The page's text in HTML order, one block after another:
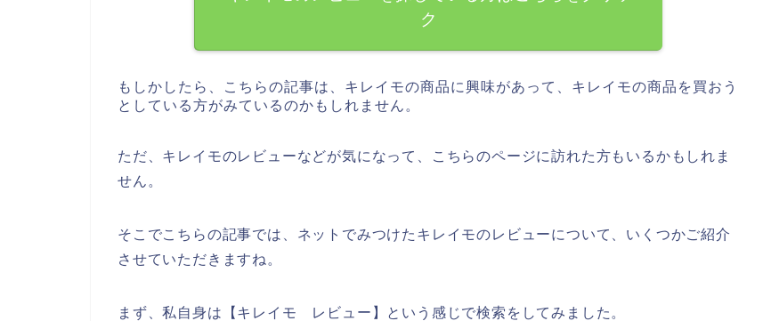
ク
もしかしたら、こちらの記事は、キレイモの商品に興味があって、キレイモの商品を買おう
としている方がみているのかもしれません。
ただ、キレイモのレビューなどが気になって、こちらのページに訪れた方もいるかもしれま
せん。
そこでこちらの記事では、ネットでみつけたキレイモのレビューについて、いくつかご紹介
させていただきますね。
まず、私自身は【キレイモ レビュー】という感じで検索をしてみました。